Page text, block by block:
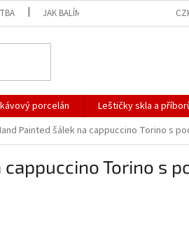
JAK BALÍME NAŠE ZÁSILKY
kávový porcelán Leštičky skla a
Painted šálek na cappuccino Torino s
Torino s